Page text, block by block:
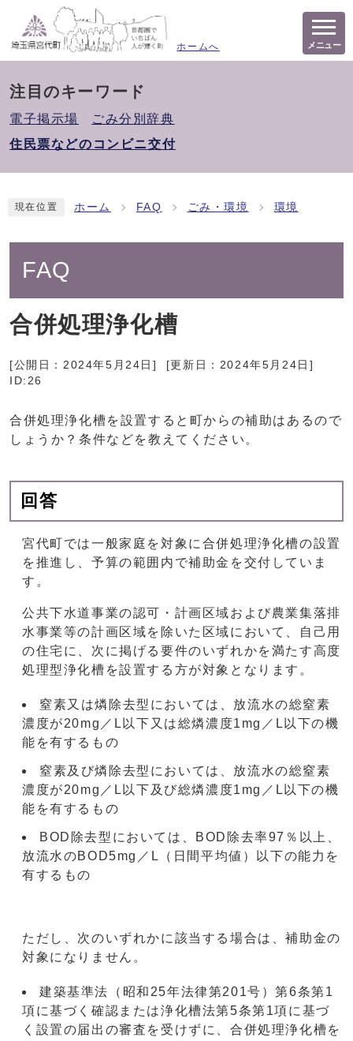
ホームへ メニュー
注目のキーワード
電子掲示場
ごみ分別辞典
住民票などのコンビニ交付
現在位置 ホーム FAQ ごみ・環境 環境
FAQ
合併処理浄化槽
[公開日： 2024年5月24日 ] [更新日： 2024年5月24日 ]
ID:26
合併処理浄化槽を設置すると町からの補助はあるので
しょうか？条件などを教えてください。
回答
宮代町では一般家庭を対象に合併処理浄化槽の設置
を推進し、予算の範囲内で補助金を交付していま
す。
公共下水道事業の認可・計画区域および農業集落排
水事業等の計画区域を除いた区域において、自己用
の住宅に、次に掲げる要件のいずれかを満たす高度
処理型浄化槽を設置する方が対象となります。
窒素又は燐除去型においては、放流水の総窒素
濃度が20mg／L以下又は総燐濃度1mg／L以下の機
能を有するもの
窒素及び燐除去型においては、放流水の総窒素
濃度が20mg／L以下及び総燐濃度1mg／L以下の機
能を有するもの
BOD除去型においては、BOD除去率97％以上、
放流水のBOD5mg／L（日間平均値）以下の能力を
有するもの
ただし、次のいずれかに該当する場合は、補助金の
対象になりません。
建築基準法（昭和25年法律第201号）第6条第1
項に基づく確認または浄化槽法第5条第1項に基づ
く設置の届出の審査を受けずに、合併処理浄化槽を